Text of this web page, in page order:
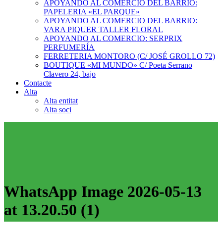
APOYANDO AL COMERCIO DEL BARRIO:
PAPELERIA «EL PARQUE»
APOYANDO AL COMERCIO DEL BARRIO:
VARA PIQUER TALLER FLORAL
APOYANDO AL COMERCIO: SERPRIX
PERFUMERÍA
FERRETERIA MONTORO (C/ JOSÉ GROLLO 72)
BOUTIQUE «MI MUNDO» C/ Poeta Serrano
Clavero 24, bajo
Contacte
Alta
Alta entitat
Alta soci
WhatsApp Image 2026-05-13
at 13.20.50 (1)